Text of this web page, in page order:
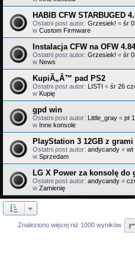
HABIB CFW STARBUGED
Ostatni post autor: Grzesiek! « śr
w Custom Firmware
Instalacja CFW na OFW
Ostatni post autor: Grzesiek! « śr
w News
KupiÃ„Â™ pad PS2
Ostatni post autor: LISTI « śr 26
w Kupię
gpd win
Ostatni post autor: Little_gray « pt
w Inne konsole
PlayStation 3 12GB z grami
Ostatni post autor: andycandy « wt
w Sprzedam
LG X Power za konsolę do
Ostatni post autor: andycandy «
w Zamienię
Znaleziono więcej niż 1000 wyników